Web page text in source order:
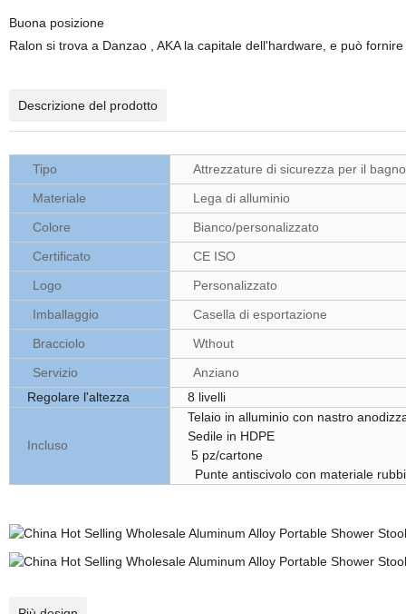
Buona posizione
Ralon si trova a Danzao , AKA la capitale dell'hardware, e può
Descrizione del prodotto
Tipo
Attrezzature di sicurezza per il bagno
Materiale
Lega di alluminio
Colore
Bianco/personalizzato
Certificato
CE ISO
Logo
Personalizzato
Imballaggio
Casella di esportazione
Bracciolo
Wthout
Servizio
Anziano
Regolare l'altezza
8 livelli
Incluso
Telaio in alluminio con nastro
Sedile in HDPE
5 pz/cartone
Punte antiscivolo con materiale